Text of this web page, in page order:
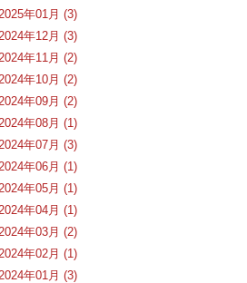
2025年01月 (3)
2024年12月 (3)
2024年11月 (2)
2024年10月 (2)
2024年09月 (2)
2024年08月 (1)
2024年07月 (3)
2024年06月 (1)
2024年05月 (1)
2024年04月 (1)
2024年03月 (2)
2024年02月 (1)
2024年01月 (3)